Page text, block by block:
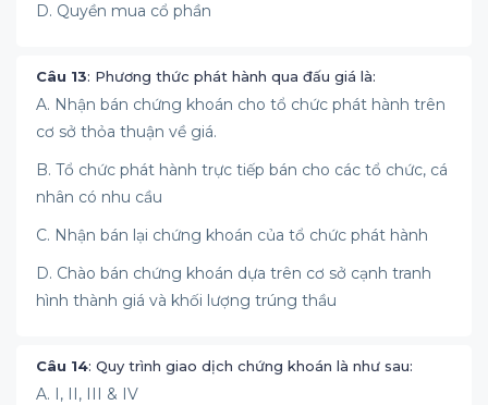
D. Quyền mua cổ phần
Câu 13: Phương thức phát hành qua đấu giá là:
A. Nhận bán chứng khoán cho tổ chức phát hành trên
cơ sở thỏa thuận về giá.
B. Tổ chức phát hành trực tiếp bán cho các tổ chức, cá
nhân có nhu cầu
C. Nhận bán lại chứng khoán của tổ chức phát hành
D. Chào bán chứng khoán dựa trên cơ sở cạnh tranh
hình thành giá và khối lượng trúng thầu
Câu 14: Quy trình giao dịch chứng khoán là như sau:
A. I, II, III & IV